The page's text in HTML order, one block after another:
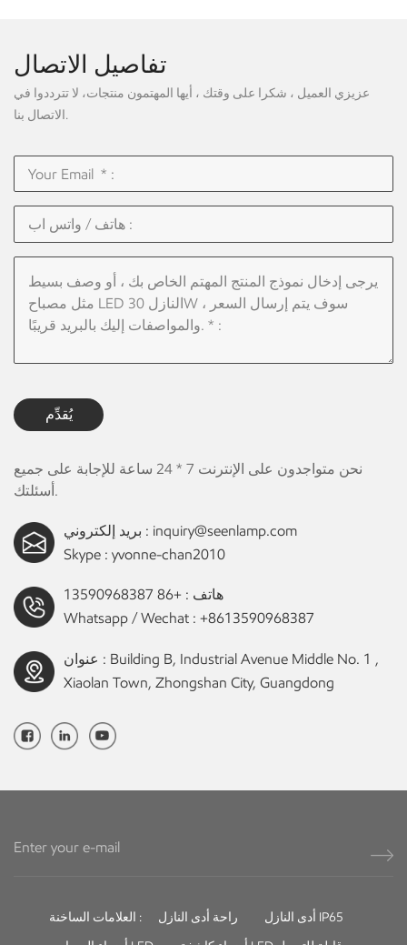
تفاصيل الاتصال
عزيزي العميل ، شكرا على وقتك ، أيها المهتمون منتجات، لا تترددوا في
الاتصال بنا.
يُقدِّم
نحن متواجدون على الإنترنت 7 * 24 ساعة للإجابة على جميع
أسئلتك.
بريد إلكتروني : inquiry@seenlamp.com
Skype : yvonne-chan2010
هاتف :+86 13590968387
Whatsapp / Wechat : +8613590968387
عنوان : Building B, Industrial Avenue Middle No. 1 ,
Xiaolan Town, Zhongshan City, Guangdong
العلامات الساخنة : راحة أدى النازل
أدى النازل IP65